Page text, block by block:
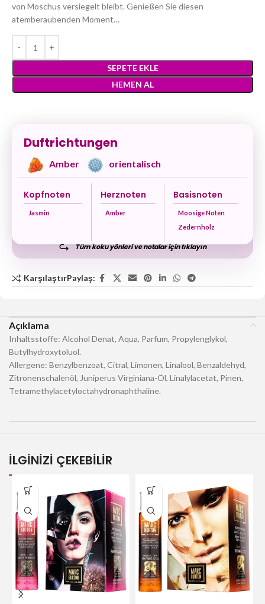
von Moschus versiegelt bleibt. Genießen Sie diesen
atemberaubenden Moment…
SEPETE EKLE
HEMEN AL
Duftrichtungen
Amber orientalisch
Kopfnoten
Jasmin
Herznoten
Amber
Basisnoten
Moosige Noten
Zedernholz
Tüm koku yönleri ve notalar için tıklayın
KarşılaştırPaylaş:
Açıklama
Inhaltsstoffe: Alcohol Denat, Aqua, Parfum, Propylenglykol,
Butylhydroxytoluol.
Allergene: Benzylbenzoat, Citral, Limonen, Linalool, Benzaldehyd,
Zitronenschalenöl, Juniperus Virginiana-Öl, Linalylacetat, Pinen,
Tetramethylacetyloctahydronaphthaline.
İLGİNİZİ ÇEKEBİLİR